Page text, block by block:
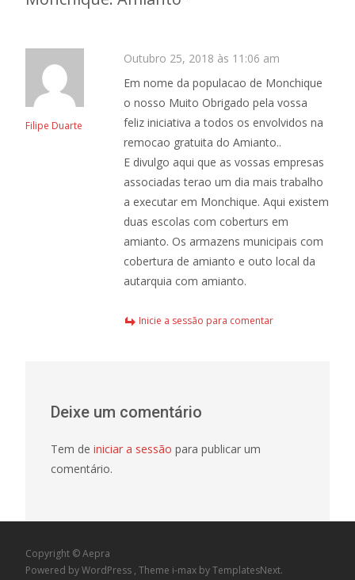
Filipe Duarte
Outubro 25, 2018 às 11:06 am
Em nome da populacao de Monchique
o nosso Muito Obrigado pela vossa
feliz iniciativa a todos os envolvidos na
remocao gratuita do Amianto..
E divulgo aqui que as vossas empresas
associadas terao um dia mais trabalho
a executar em Monchique. Aqui existem
duas escolas com coberturs em
amianto. Os armazens municipais com
cobertura de amianto e outo local da
autarquia com amianto.
Inicie a sessão para comentar
Deixe um comentário
Tem de iniciar a sessão para publicar um
comentário.
Copyright © Aepra
Powered by WordPress , Theme i-max by TemplatesNext.